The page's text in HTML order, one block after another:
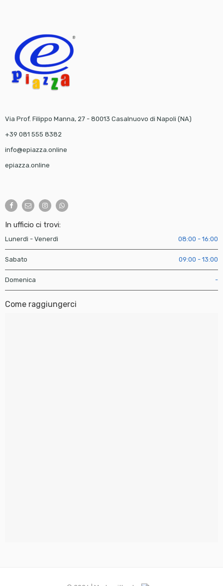
Via Prof. Filippo Manna, 27 - 80013 Casalnuovo di Napoli (NA)
+39 081 555 8382
info@epiazza.online
epiazza.online
In ufficio ci trovi:
Lunerdì - Venerdì 08:00 - 16:00
Sabato 09:00 - 13:00
Domenica -
Come raggiungerci